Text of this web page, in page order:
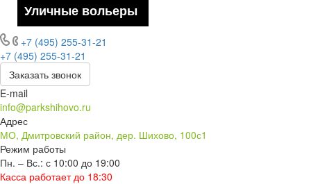
Уличные вольеры
+7 (495) 255-31-21
+7 (495) 255-31-21
Заказать звонок
E-mail
info@parkshihovo.ru
Адрес
МО, Дмитровский район, дер. Шихово, 100с1
Режим работы
Пн. – Вс.: с 10:00 до 19:00
Касса работает до 18:30